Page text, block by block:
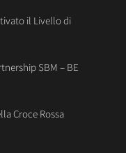
il Livello di
SBM – BE
Croce Rossa